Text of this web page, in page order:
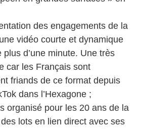
des engagements de la
vidéo courte et dynamique
d’une minute. Une très
car les Français sont
friands de ce format depuis
dans l’Hexagone ;
organisé pour les 20 ans de la
lots en lien direct avec ses